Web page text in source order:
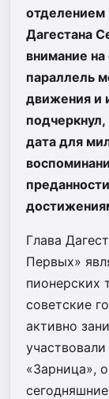
отделением
Дагестана
внимание
параллель
движения и
подчеркнул,
дата для
Глава
Первых»
пионерских
советские
активно
«Зарница»,